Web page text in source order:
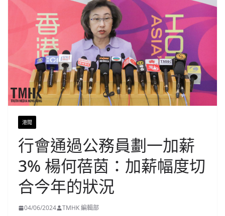
港聞
行會通過公務員劃一加薪
3% 楊何蓓茵：加薪幅度切
合今年的狀況
04/06/2024 TMHK 編輯部